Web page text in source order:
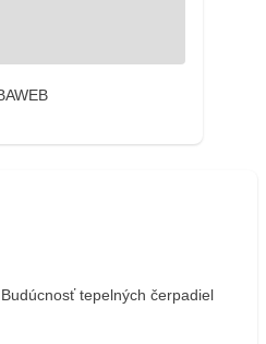
tepelných čerpadiel